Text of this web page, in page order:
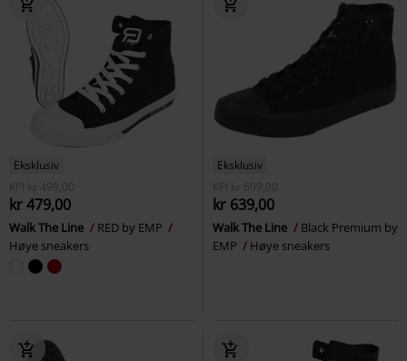
Eksklusiv
KPI
kr 499,00
kr 479,00
Walk The Line
RED by EMP
Høye sneakers
Eksklusiv
KPI
kr 699,00
kr 639,00
Walk The Line
Black Premium by
EMP
Høye sneakers